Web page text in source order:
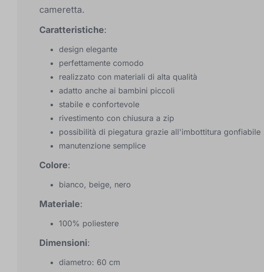
cameretta.
Caratteristiche:
design elegante
perfettamente comodo
realizzato con materiali di alta qualità
adatto anche ai bambini piccoli
stabile e confortevole
rivestimento con chiusura a zip
possibilità di piegatura grazie all'imbottitura gonfiabile
manutenzione semplice
Colore:
bianco, beige, nero
Materiale:
100% poliestere
Dimensioni:
diametro: 60 cm